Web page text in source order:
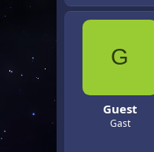
G
Guest
Gast